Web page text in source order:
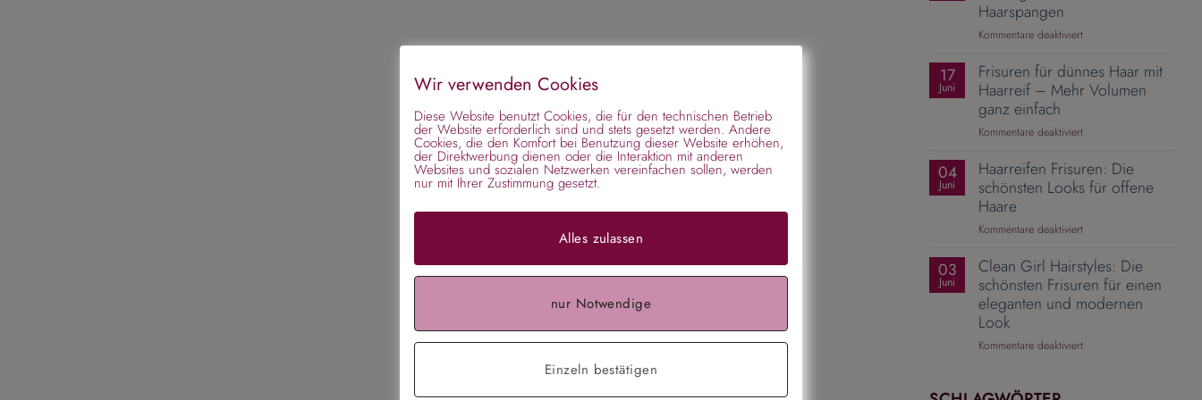
richtigen
wird
aus
Haarspangen
Kommentare deaktiviertfür
aufwerten
–
Ideen
Haarspangen
17
Juni
Frisuren für dünnes Haar mit
Haarreif – Mehr Volumen
ganz einfach
Kommentare deaktiviertfür
für
dünnes
Haarreif
Mehr
Volumen
ganz
04
Juni
Haarreifen Frisuren: Die
schönsten Looks für offene
Haare
Kommentare deaktiviertfür
Frisuren:
Die
schönsten
Looks
offene
03
Juni
Clean Girl Hairstyles: Die
schönsten Frisuren für einen
eleganten und modernen
Look
Kommentare deaktiviertfür
Wir verwenden Cookies
Diese Website benutzt Cookies, die für den technischen Betrieb
der Website erforderlich sind und stets gesetzt werden. Andere
Cookies, die den Komfort bei Benutzung dieser Website erhöhen,
der Direktwerbung dienen oder die Interaktion mit anderen
Websites und sozialen Netzwerken vereinfachen sollen, werden
nur mit Ihrer Zustimmung gesetzt.
Alles zulassen
nur Notwendige
Einzeln bestätigen